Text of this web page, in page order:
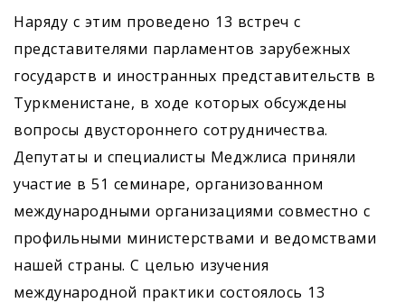
Наряду с этим проведено 13 встреч с
представителями парламентов зарубежных
государств и иностранных представительств в
Туркменистане, в ходе которых обсуждены
вопросы двустороннего сотрудничества.
Депутаты и специалисты Меджлиса приняли
участие в 51 семинаре, организованном
международными организациями совместно с
профильными министерствами и ведомствами
нашей страны. С целью изучения
международной практики состоялось 13